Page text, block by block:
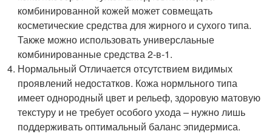
комбинированной кожей может совмещать
косметические средства для жирного и сухого типа.
Также можно использовать универслаьные
комбинированные средства 2-в-1.
Нормальный Отличается отсутствием видимых
проявлений недостатков. Кожа нормльного типа
имеет однородный цвет и рельеф, здоровую матовую
текстуру и не требует особого ухода – нужно лишь
поддерживать оптимальный баланс эпидермиса.